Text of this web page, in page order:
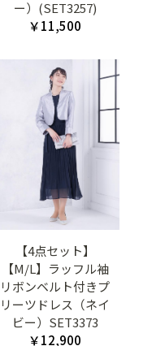
ー）(SET3257)
￥11,500
【4点セット】
【M/L】ラッフル袖
リボンベルト付きプ
リーツドレス（ネイ
ビー）SET3373
￥12,900